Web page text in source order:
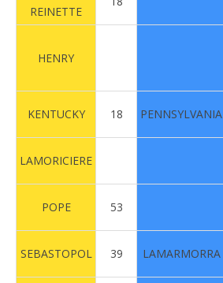
REINETTE
HENRY
KENTUCKY 18 PENNSYLVANIA
LAMORICIERE
POPE 53
SEBASTOPOL 39 LAMARMORRA